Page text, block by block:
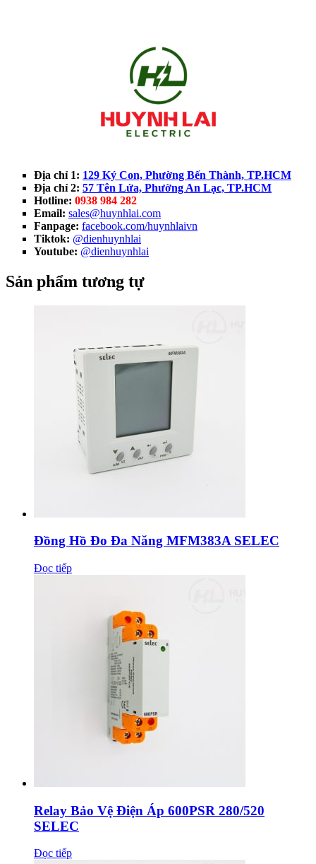
Địa chỉ 1: 129 Ký Con, Phường Bến Thành, TP.HCM
Địa chỉ 2: 57 Tên Lửa, Phường An Lạc, TP.HCM
Hotline: 0938 984 282
Email: sales@huynhlai.com
Fanpage: facebook.com/huynhlaivn
Tiktok: @dienhuynhlai
Youtube: @dienhuynhlai
Sản phẩm tương tự
Đồng Hồ Đo Đa Năng MFM383A SELEC
Đọc tiếp
Relay Bảo Vệ Điện Áp 600PSR 280/520
SELEC
Đọc tiếp